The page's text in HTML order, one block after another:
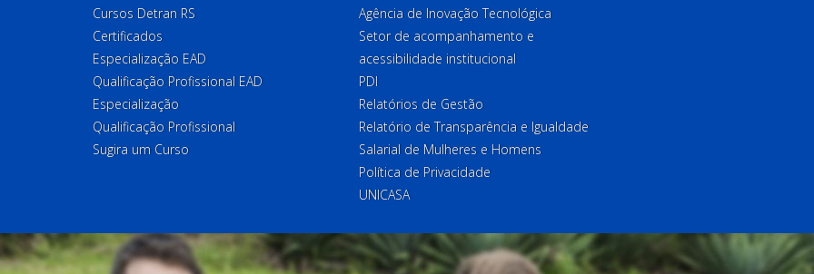
Cursos Detran RS
Certificados
Especialização EAD
Qualificação Profissional EAD
Especialização
Qualificação Profissional
Sugira um Curso
Agência de Inovação Tecnológica
Setor de acompanhamento e
acessibilidade institucional
PDI
Relatórios de Gestão
Relatório de Transparência e Igualdade
Salarial de Mulheres e Homens
Política de Privacidade
UNICASA